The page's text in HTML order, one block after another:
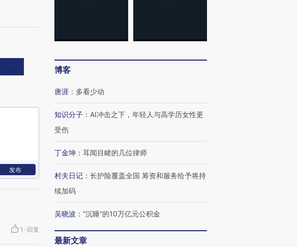
发布
1 · 回复
博客
唐涯 ： 多看少动
知识分子 ： AI冲击之下，年轻人与高学历女性更
受伤
丁金坤 ： 耳闻目睹的几位律师
村夫日记 ： 长护险覆盖全国 筹资和服务给予将持
续加码
吴晓波 ： “沉睡”的10万亿元公积金
最新文章